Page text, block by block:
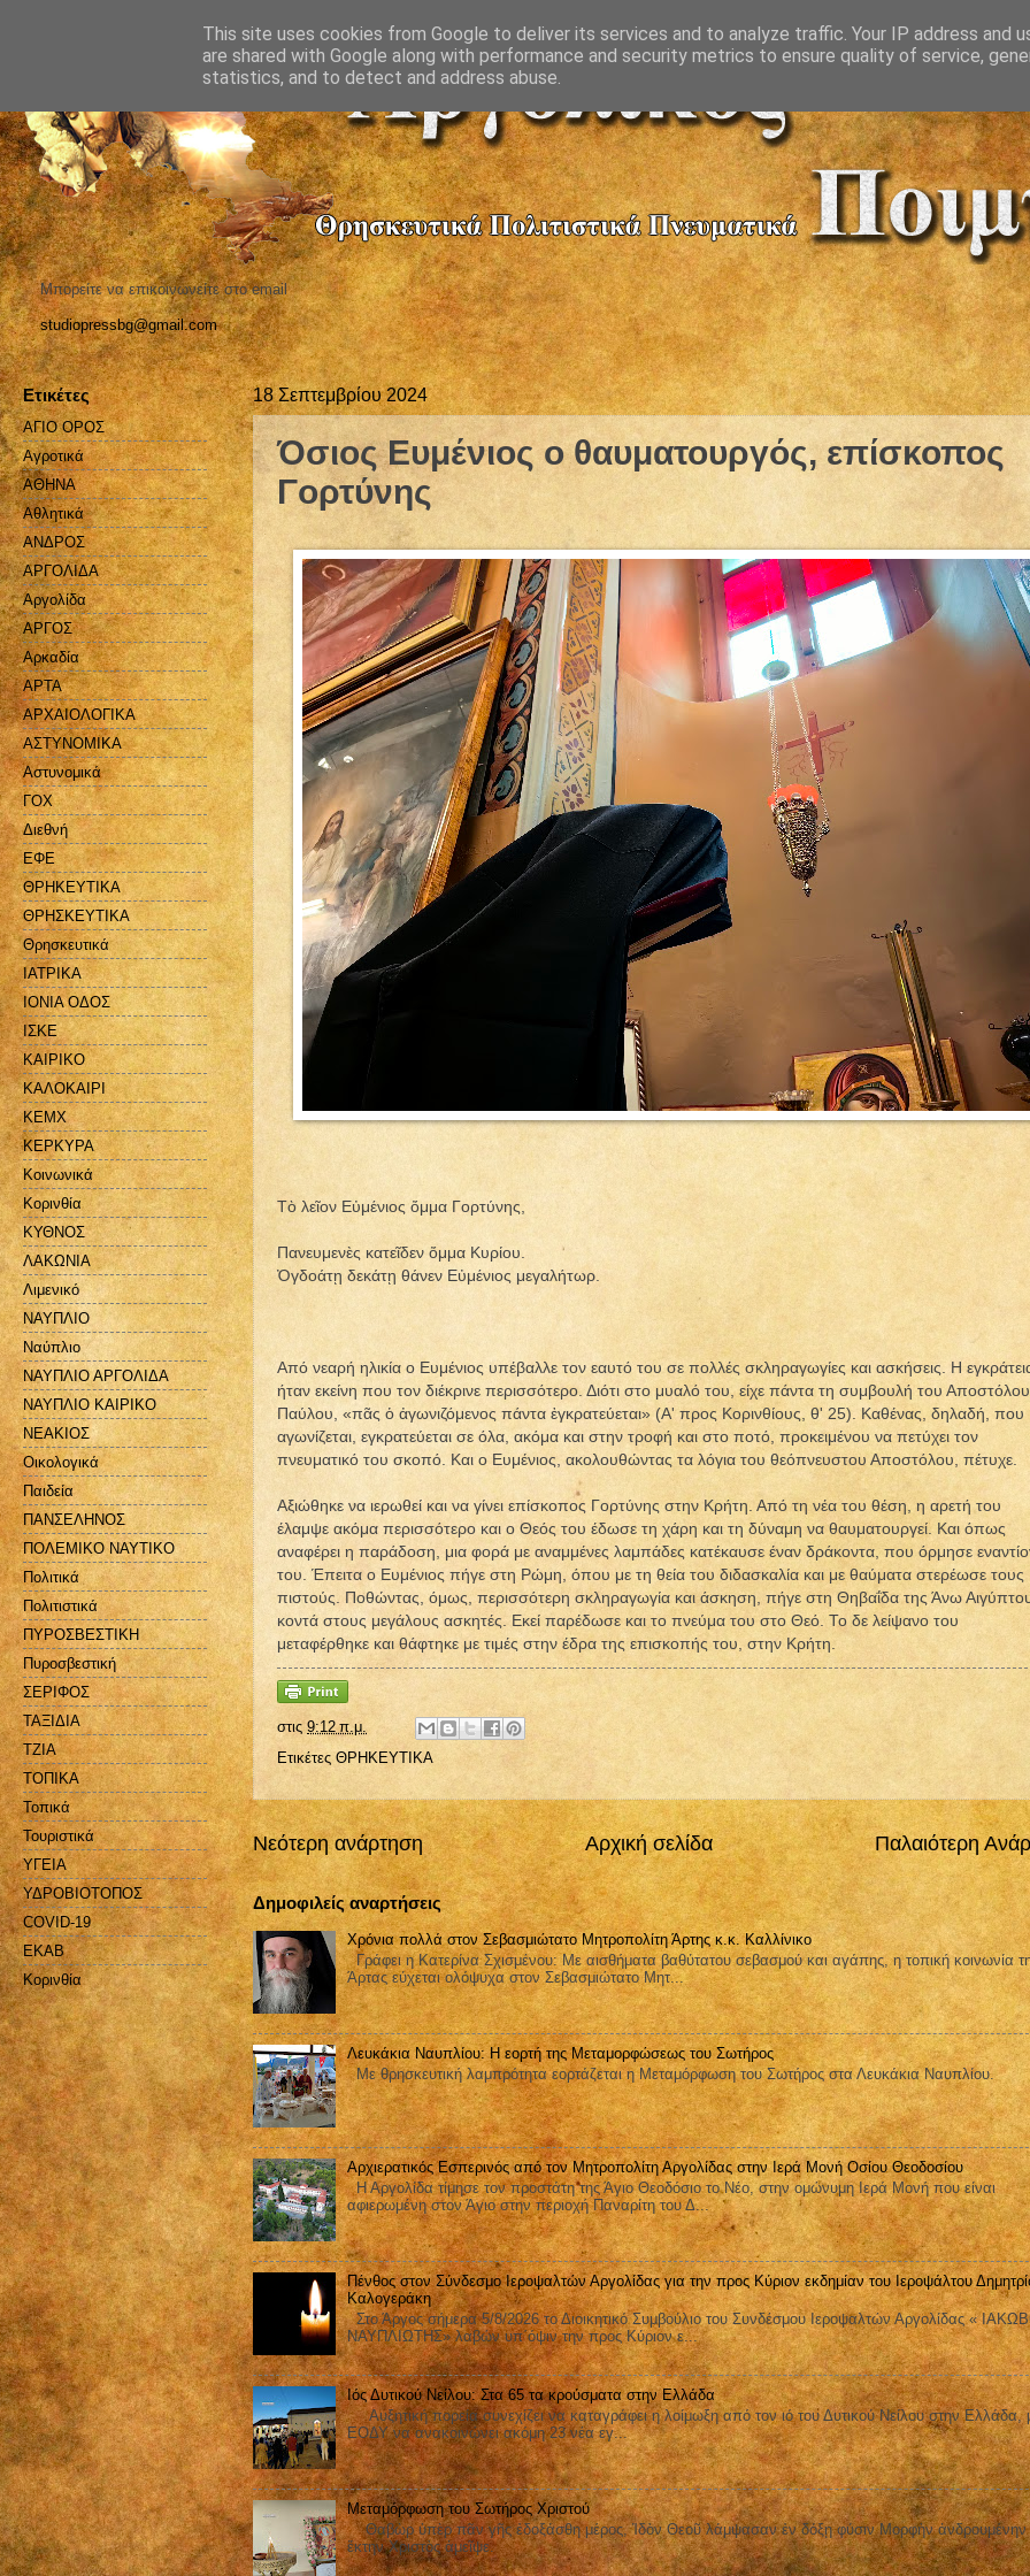
Μπορείτε να επικοινωνείτε στο email
studiopressbg@gmail.com
18 Σεπτεμβρίου 2024
Όσιος Ευμένιος ο θαυματουργός, επίσκοπος
Γορτύνης
Τὸ λεῖον Εὐμένιος ὄμμα Γορτύνης,
Πανευμενὲς κατεῖδεν ὄμμα Κυρίου.
Ὀγδοάτῃ δεκάτῃ θάνεν Εὐμένιος μεγαλήτωρ.
Από νεαρή ηλικία ο Ευμένιος υπέβαλλε τον εαυτό του σε πολλές σκληραγωγίες και ασκήσεις. Η
ήταν εκείνη που τον διέκρινε περισσότερο. Διότι στο μυαλό του, είχε πάντα τη συμβουλή του Αποστόλου
Παύλου, «πᾶς ὁ ἀγωνιζόμενος πάντα ἐγκρατεύεται» (Α' προς Κορινθίους, θ' 25). Καθένας, δηλαδή, που
αγωνίζεται, εγκρατεύεται σε όλα, ακόμα και στην τροφή και στο ποτό, προκειμένου να πετύχει τον
πνευματικό του σκοπό. Και ο Ευμένιος, ακολουθώντας τα λόγια του θεόπνευστου Αποστόλου, πέτυχε.
Αξιώθηκε να ιερωθεί και να γίνει επίσκοπος Γορτύνης στην Κρήτη. Από τη νέα του θέση, η αρετή του
έλαμψε ακόμα περισσότερο και ο Θεός του έδωσε τη χάρη και τη δύναμη να θαυματουργεί. Και όπως
αναφέρει η παράδοση, μια φορά με αναμμένες λαμπάδες κατέκαυσε έναν δράκοντα, που όρμησε
του. Έπειτα ο Ευμένιος πήγε στη Ρώμη, όπου με τη θεία του διδασκαλία και με θαύματα στερέωσε τους
πιστούς. Ποθώντας, όμως, περισσότερη σκληραγωγία και άσκηση, πήγε στη Θηβαΐδα της Άνω
κοντά στους μεγάλους ασκητές. Εκεί παρέδωσε και το πνεύμα του στο Θεό. Το δε λείψανο του
μεταφέρθηκε και θάφτηκε με τιμές στην έδρα της επισκοπής του, στην Κρήτη.
στις 9:12 π.μ.
Ετικέτες ΘΡΗΚΕΥΤΙΚΑ
Νεότερη ανάρτηση Παλαιότερη
Αρχική σελίδα
Δημοφιλείς αναρτήσεις
Χρόνια πολλά στον Σεβασμιώτατο Μητροπολίτη Άρτης κ.κ. Καλλίνικο
Γράφει η Κατερίνα Σχισμένου: Με αισθήματα βαθύτατου σεβασμού και αγάπης, η τοπική κοινωνία
Άρτας εύχεται ολόψυχα στον Σεβασμιώτατο Μητ...
Λευκάκια Ναυπλίου: Η εορτή της Μεταμορφώσεως του Σωτήρος
Με θρησκευτική λαμπρότητα εορτάζεται η Μεταμόρφωση του Σωτήρος στα Λευκάκια Ναυπλίου.
Αρχιερατικός Εσπερινός από τον Μητροπολίτη Αργολίδας στην Ιερά Μονή Οσίου Θεοδοσίου
Η Αργολίδα τίμησε τον προστάτη της Άγιο Θεοδόσιο το Νέο, στην ομώνυμη Ιερά Μονή που είναι
αφιερωμένη στον Άγιο στην περιοχή Παναρίτη του Δ...
Πένθος στον Σύνδεσμο Ιεροψαλτών Αργολίδας για την προς Κύριον εκδημίαν του Ιεροψάλτου
Καλογεράκη
Στο Άργος σήμερα 5/8/2026 το Διοικητικό Συμβούλιο του Συνδέσμου Ιεροψαλτών Αργολίδας «
ΝΑΥΠΛΙΩΤΗΣ» λαβών υπ΄όψιν την προς Κύριον ε...
Ιός Δυτικού Νείλου: Στα 65 τα κρούσματα στην Ελλάδα
Αυξητική πορεία συνεχίζει να καταγράφει η λοίμωξη από τον ιό του Δυτικού Νείλου στην Ελλάδα,
ΕΟΔΥ να ανακοινώνει ακόμη 23 νέα εγ...
Μεταμόρφωση του Σωτήρος Χριστού
Θαβὼρ ὑπὲρ πᾶν γῆς ἐδοξάσθη μέρος, Ἰδὸν Θεοῦ λάμψασαν ἐν δόξῃ φύσιν Μορφὴν ἀνδρουμένην
ἕκτην Χριστὸς ἀμεῖψε.
Ετικέτες
ΑΓΙΟ ΟΡΟΣ
Αγροτικά
ΑΘΗΝΑ
Αθλητικά
ΑΝΔΡΟΣ
ΑΡΓΟΛΙΔΑ
Αργολίδα
ΑΡΓΟΣ
Αρκαδία
ΑΡΤΑ
ΑΡΧΑΙΟΛΟΓΙΚΑ
ΑΣΤΥΝΟΜΙΚΑ
Αστυνομικά
ΓΟΧ
Διεθνή
ΕΦΕ
ΘΡΗΚΕΥΤΙΚΑ
ΘΡΗΣΚΕΥΤΙΚΑ
Θρησκευτικά
ΙΑΤΡΙΚΑ
ΙΟΝΙΑ ΟΔΟΣ
ΙΣΚΕ
ΚΑΙΡΙΚΟ
ΚΑΛΟΚΑΙΡΙ
ΚΕΜΧ
ΚΕΡΚΥΡΑ
Κοινωνικά
Κορινθία
ΚΥΘΝΟΣ
ΛΑΚΩΝΙΑ
Λιμενικό
ΝΑΥΠΛΙΟ
Ναύπλιο
ΝΑΥΠΛΙΟ ΑΡΓΟΛΙΔΑ
ΝΑΥΠΛΙΟ ΚΑΙΡΙΚΟ
ΝΕΑΚΙΟΣ
Οικολογικά
Παιδεία
ΠΑΝΣΕΛΗΝΟΣ
ΠΟΛΕΜΙΚΟ ΝΑΥΤΙΚΟ
Πολιτικά
Πολιτιστικά
ΠΥΡΟΣΒΕΣΤΙΚΗ
Πυροσβεστική
ΣΕΡΙΦΟΣ
ΤΑΞΙΔΙΑ
ΤΖΙΑ
ΤΟΠΙΚΑ
Τοπικά
Τουριστικά
ΥΓΕΙΑ
ΥΔΡΟΒΙΟΤΟΠΟΣ
COVID-19
EKAB
Kορινθία
This site uses cookies from Google to deliver its services and to analyze traffic. Your IP address and
are shared with Google along with performance and security metrics to ensure quality of service,
statistics, and to detect and address abuse.